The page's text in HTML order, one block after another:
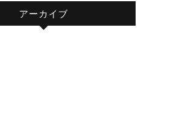
アーカイブ